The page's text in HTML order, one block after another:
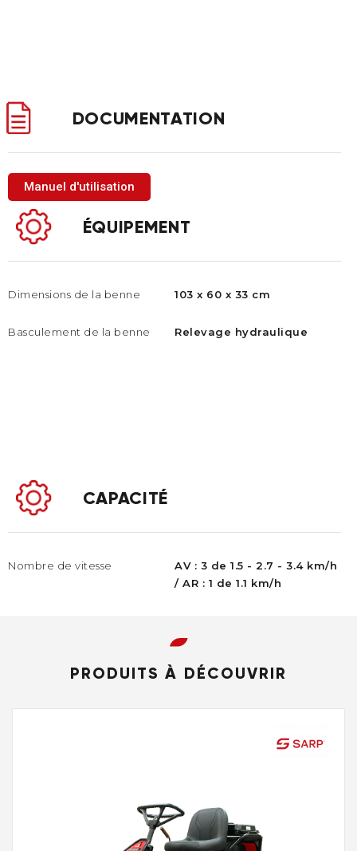
DOCUMENTATION
Manuel d'utilisation
ÉQUIPEMENT
Dimensions de la benne
Basculement de la benne​
103 x 60 x 33 cm
Relevage hydraulique​
CAPACITÉ
Nombre de vitesse
AV : 3 de 1.5 - 2.7 - 3.4 km/h
/ AR : 1 de 1.1 km/h
PRODUITS À DÉCOUVRIR